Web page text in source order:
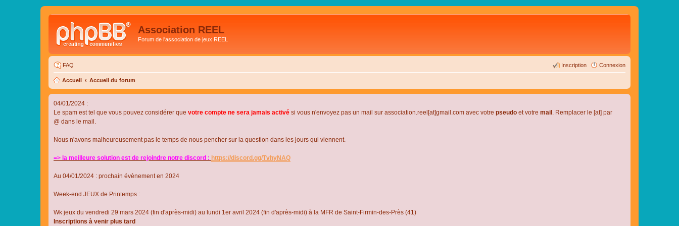
Association REEL
Forum de l'association de jeux REEL
FAQ Connexion
Inscription
Accueil Accueil du forum
04/01/2024 :
Le spam est tel que vous pouvez considérer que votre compte ne sera jamais activé si vous n'envoyez pas un mail sur association.reel[at]gmail.com avec votre pseudo et votre mail . Remplacer le [at] par
@ dans le mail.
Nous n'avons malheureusement pas le temps de nous pencher sur la question dans les jours qui viennent.
=> la meilleure solution est de rejoindre notre discord : https://discord.gg/TvhyNAQ
Au 04/01/2024 : prochain évènement en 2024
Week-end JEUX de Printemps :
Wk jeux du vendredi 29 mars 2024 (fin d'après-midi) au lundi 1er avril 2024 (fin d'après-midi) à la MFR de Saint-Firmin-des-Près (41)
Inscriptions à venir plus tard